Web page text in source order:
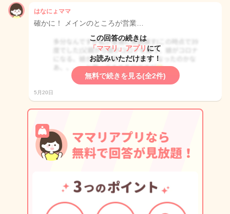
はなにょママ
確かに！ メインのところが営業…
この回答の続きは
「ママリ」アプリ にて
お読みいただけます！
無料で続きを見る(全2件)
5月20日